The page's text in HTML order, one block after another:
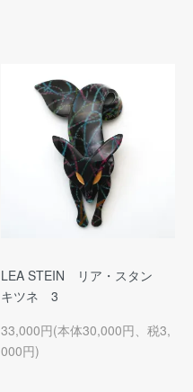
LEA STEIN リア・スタン
キツネ 3
33,000円(本体30,000円、税3,
000円)